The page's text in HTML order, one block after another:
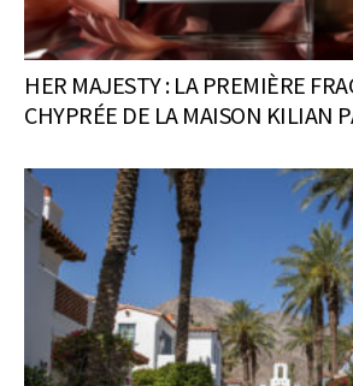
HER MAJESTY : LA PREMIÈRE
CHYPRÉE DE LA MAISON KILIAN